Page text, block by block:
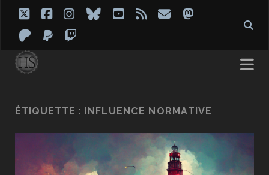
twitterfacebook
instagram
blueskyyoutube
rss emailmastodon
patreon
paypal
ÉTIQUETTE : INFLUENCE NORMATIVE